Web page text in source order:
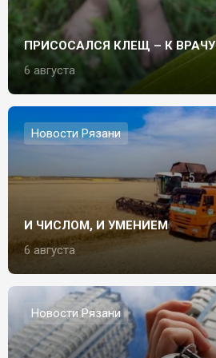
ПРИСОСАЛСЯ КЛЕЩ – К ВРАЧУ
6 августа
Новости Рязани
И ЧИСЛОМ, И УМЕНИЕМ
6 августа
Новости Рязани